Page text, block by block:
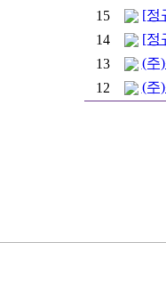
15
[정
14
[정
13
(주
12
(주